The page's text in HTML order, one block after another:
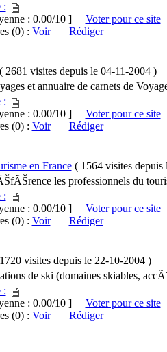
:
: 0.00/10 ] Voter pour ce site
(0) : Voir| Rédiger
2681 visites depuis le 04-11-2004 )
et annuaire de carnets de
:
: 0.00/10 ] Voter pour ce site
(0) : Voir| Rédiger
en France(1564 visites depuis
les professionnels du
:
: 0.00/10 ] Voter pour ce site
(0) : Voir| Rédiger
visites depuis le 22-10-2004 )
de ski (domaines skiables,
:
: 0.00/10 ] Voter pour ce site
(0) : Voir| Rédiger